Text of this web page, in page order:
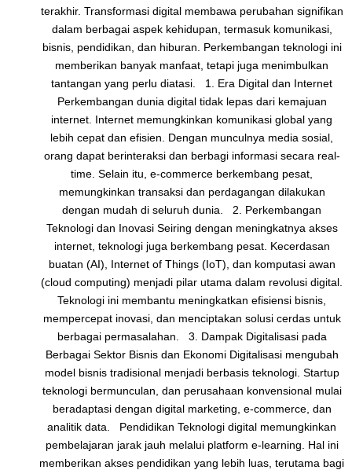
terakhir. Transformasi digital membawa perubahan signifikan
dalam berbagai aspek kehidupan, termasuk komunikasi,
bisnis, pendidikan, dan hiburan. Perkembangan teknologi ini
memberikan banyak manfaat, tetapi juga menimbulkan
tantangan yang perlu diatasi. 1. Era Digital dan Internet
Perkembangan dunia digital tidak lepas dari kemajuan
internet. Internet memungkinkan komunikasi global yang
lebih cepat dan efisien. Dengan munculnya media sosial,
orang dapat berinteraksi dan berbagi informasi secara real-
time. Selain itu, e-commerce berkembang pesat,
memungkinkan transaksi dan perdagangan dilakukan
dengan mudah di seluruh dunia. 2. Perkembangan
Teknologi dan Inovasi Seiring dengan meningkatnya akses
internet, teknologi juga berkembang pesat. Kecerdasan
buatan (AI), Internet of Things (IoT), dan komputasi awan
(cloud computing) menjadi pilar utama dalam revolusi digital.
Teknologi ini membantu meningkatkan efisiensi bisnis,
mempercepat inovasi, dan menciptakan solusi cerdas untuk
berbagai permasalahan. 3. Dampak Digitalisasi pada
Berbagai Sektor Bisnis dan Ekonomi Digitalisasi mengubah
model bisnis tradisional menjadi berbasis teknologi. Startup
teknologi bermunculan, dan perusahaan konvensional mulai
beradaptasi dengan digital marketing, e-commerce, dan
analitik data. Pendidikan Teknologi digital memungkinkan
pembelajaran jarak jauh melalui platform e-learning. Hal ini
memberikan akses pendidikan yang lebih luas, terutama bagi